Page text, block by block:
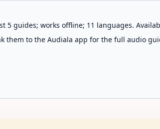
5 guides; works offline; 11 languages.
them to the Audiala app for the full audio